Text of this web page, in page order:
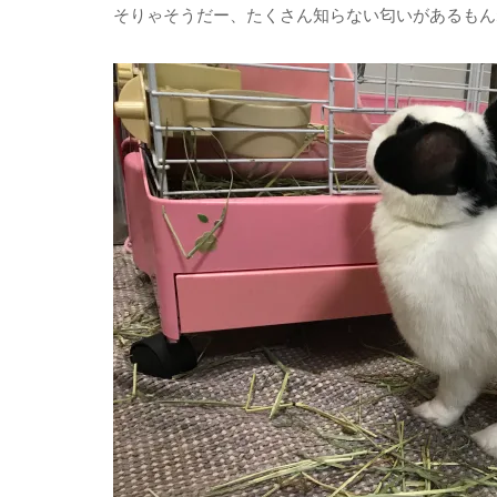
そりゃそうだー、たくさん知らない匂いがあるも